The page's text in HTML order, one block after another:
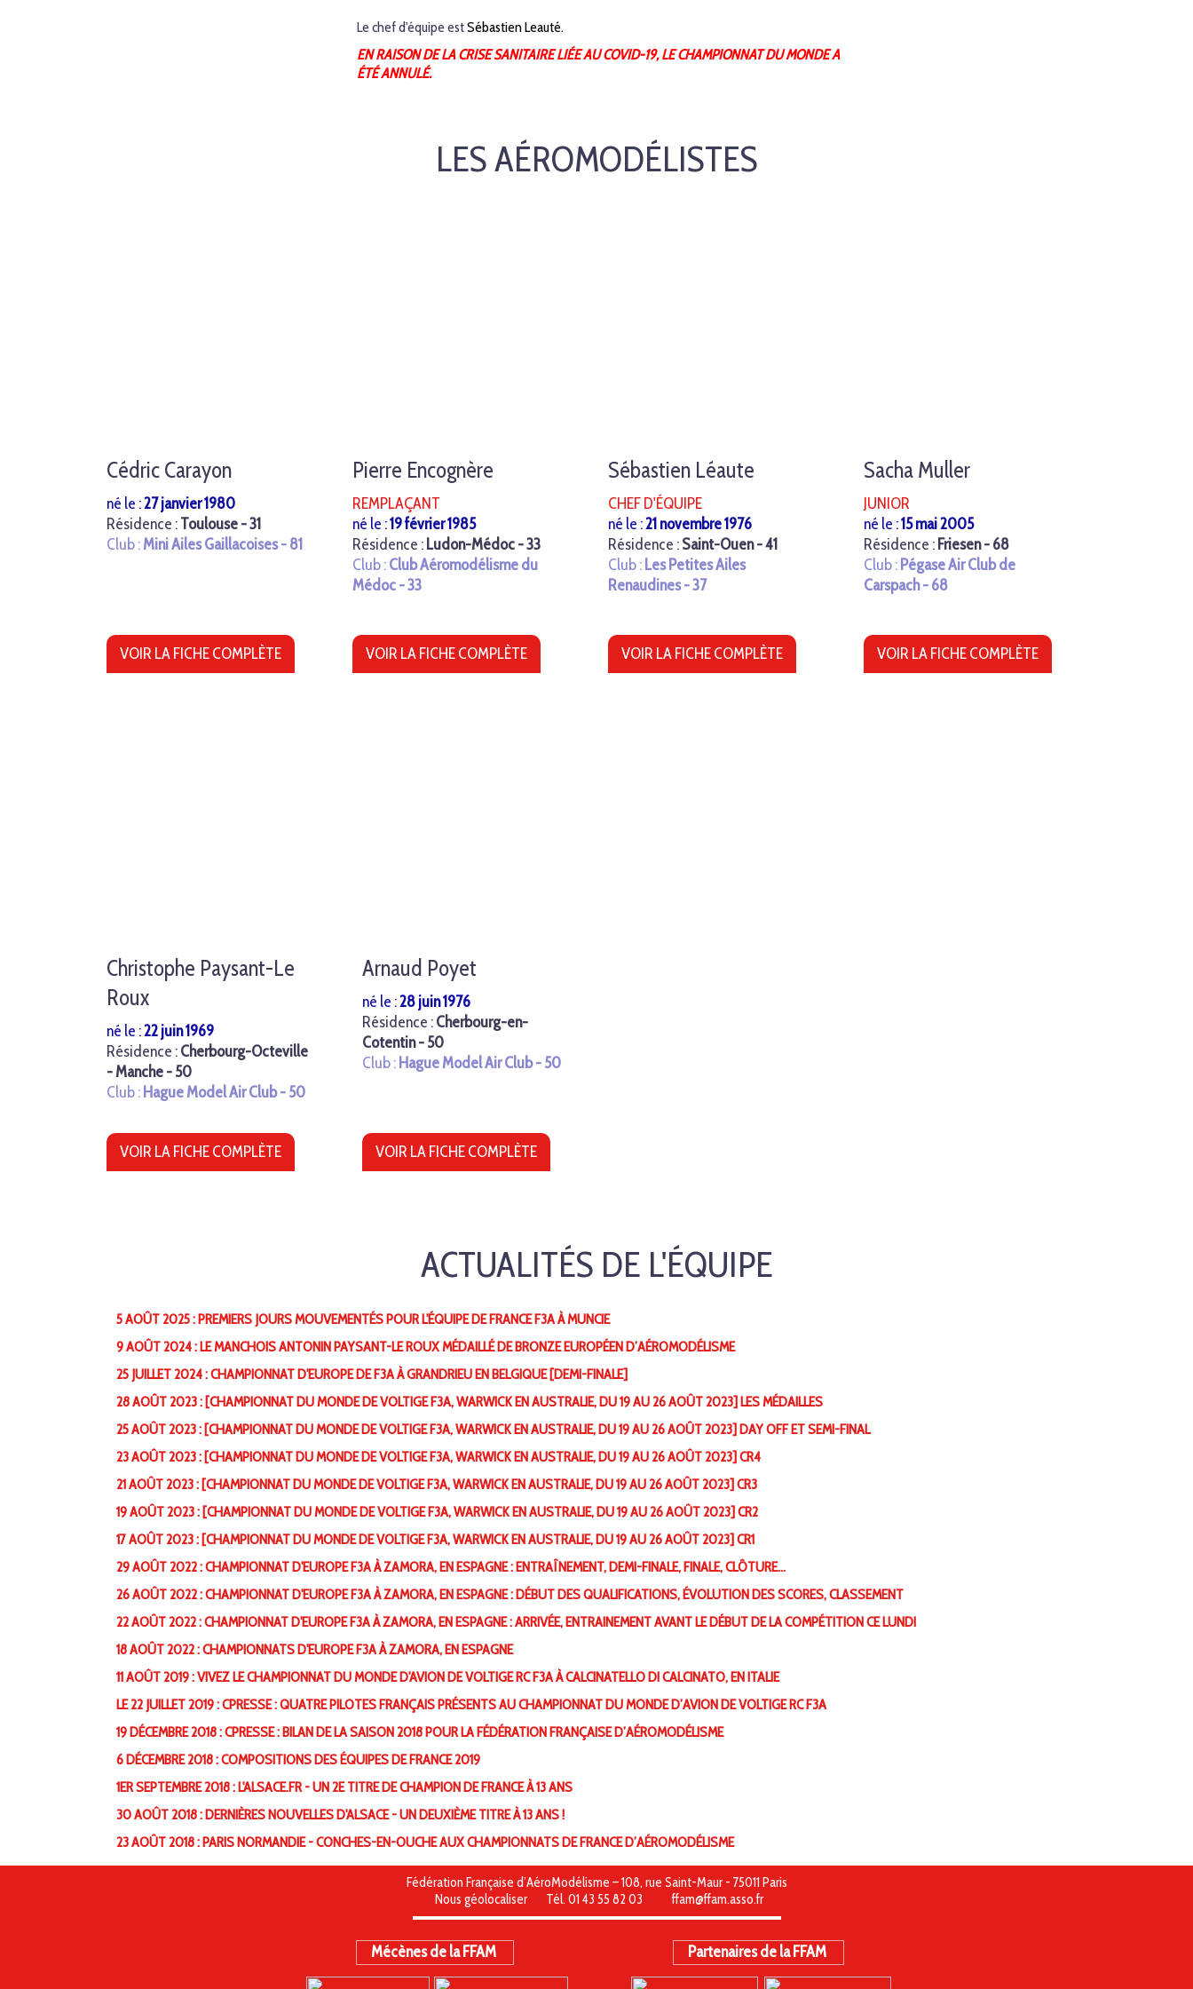
Le chef d'équipe estSébastien Leauté.
EN RAISON DE LA CRISE SANITAIRE LIÉE AU COVID-19, LE CHAMPIONNAT DU MONDE A
ÉTÉ ANNULÉ.
LES AÉROMODÉLISTES
Cédric Carayon
né le :27 janvier 1980
Résidence :Toulouse - 31
Club :Mini Ailes Gaillacoises - 81
VOIR LA FICHE COMPLÈTE
Pierre Encognère
REMPLAÇANT
né le :19 février 1985
Résidence :Ludon-Médoc - 33
Club :Club Aéromodélisme du
Médoc - 33
VOIR LA FICHE COMPLÈTE
Sébastien Léaute
CHEF D'ÉQUIPE
né le :21 novembre 1976
Résidence :Saint-Ouen - 41
Club :Les Petites Ailes
Renaudines - 37
VOIR LA FICHE COMPLÈTE
Sacha Muller
JUNIOR
né le :15 mai 2005
Résidence :Friesen - 68
Club :Pégase Air Club de
Carspach - 68
VOIR LA FICHE COMPLÈTE
Christophe Paysant-Le
Roux
né le :22 juin 1969
Résidence :Cherbourg-Octeville
- Manche - 50
Club :Hague Model Air Club - 50
VOIR LA FICHE COMPLÈTE
Arnaud Poyet
né le :28 juin 1976
Résidence :Cherbourg-en-
Cotentin - 50
Club :Hague Model Air Club - 50
VOIR LA FICHE COMPLÈTE
ACTUALITÉS DE L'ÉQUIPE
5 AOÛT 2025 : PREMIERS JOURS MOUVEMENTÉS POUR L'ÉQUIPE DE FRANCE F3A À MUNCIE
9 AOÛT 2024 : LE MANCHOIS ANTONIN PAYSANT-LE ROUX MÉDAILLÉ DE BRONZE EUROPÉEN D’AÉROMODÉLISME
25 JUILLET 2024 : CHAMPIONNAT D'EUROPE DE F3A À GRANDRIEU EN BELGIQUE [DEMI-FINALE]
28 AOÛT 2023 : [CHAMPIONNAT DU MONDE DE VOLTIGE F3A, WARWICK EN AUSTRALIE, DU 19 AU 26 AOÛT 2023] LES MÉDAILLES
25 AOÛT 2023 : [CHAMPIONNAT DU MONDE DE VOLTIGE F3A, WARWICK EN AUSTRALIE, DU 19 AU 26 AOÛT 2023] DAY OFF ET SEMI-FINAL
23 AOÛT 2023 : [CHAMPIONNAT DU MONDE DE VOLTIGE F3A, WARWICK EN AUSTRALIE, DU 19 AU 26 AOÛT 2023] CR4
21 AOÛT 2023 : [CHAMPIONNAT DU MONDE DE VOLTIGE F3A, WARWICK EN AUSTRALIE, DU 19 AU 26 AOÛT 2023] CR3
19 AOÛT 2023 : [CHAMPIONNAT DU MONDE DE VOLTIGE F3A, WARWICK EN AUSTRALIE, DU 19 AU 26 AOÛT 2023] CR2
17 AOÛT 2023 : [CHAMPIONNAT DU MONDE DE VOLTIGE F3A, WARWICK EN AUSTRALIE, DU 19 AU 26 AOÛT 2023] CR1
29 AOÛT 2022 : CHAMPIONNAT D'EUROPE F3A À ZAMORA, EN ESPAGNE : ENTRAÎNEMENT, DEMI-FINALE, FINALE, CLÔTURE…
26 AOÛT 2022 : CHAMPIONNAT D'EUROPE F3A À ZAMORA, EN ESPAGNE : DÉBUT DES QUALIFICATIONS, ÉVOLUTION DES SCORES, CLASSEMENT
22 AOÛT 2022 : CHAMPIONNAT D'EUROPE F3A À ZAMORA, EN ESPAGNE : ARRIVÉE, ENTRAINEMENT AVANT LE DÉBUT DE LA COMPÉTITION CE LUNDI
18 AOÛT 2022 : CHAMPIONNATS D'EUROPE F3A À ZAMORA, EN ESPAGNE
11 AOÛT 2019 : VIVEZ LE CHAMPIONNAT DU MONDE D'AVION DE VOLTIGE RC F3A À CALCINATELLO DI CALCINATO, EN ITALIE
LE 22 JUILLET 2019 : CPRESSE : QUATRE PILOTES FRANÇAIS PRÉSENTS AU CHAMPIONNAT DU MONDE D’AVION DE VOLTIGE RC F3A
19 DÉCEMBRE 2018 : CPRESSE : BILAN DE LA SAISON 2018 POUR LA FÉDÉRATION FRANÇAISE D’AÉROMODÉLISME
6 DÉCEMBRE 2018 : COMPOSITIONS DES ÉQUIPES DE FRANCE 2019
1ER SEPTEMBRE 2018 : L'ALSACE.FR - UN 2E TITRE DE CHAMPION DE FRANCE À 13 ANS
30 AOÛT 2018 : DERNIÈRES NOUVELLES D'ALSACE - UN DEUXIÈME TITRE À 13 ANS !
23 AOÛT 2018 : PARIS NORMANDIE - CONCHES-EN-OUCHE AUX CHAMPIONNATS DE FRANCE D’AÉROMODÉLISME
Fédération Française d’AéroModélisme – 108, rue Saint-Maur - 75011 Paris
Nous géolocaliser
Tél. 01 43 55 82 03 ffam@ffam.asso.fr
Mécènes de la FFAM Partenaires de la FFAM